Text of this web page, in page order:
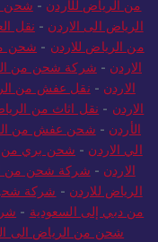
من الرياض للأردن - شحن
الرياض الى الاردن - نقل
من الرياض للاردن - شحن
الاردن - شركة شحن من
الاردن - نقل عفش من
الاردن - نقل اثاث من
الأردن - شحن عفش من
الي الاردن - شحن بري من
الاردن - شركة شحن من
الرياض للاردن - شركة شحن
من دبي إلى السعودية -
شحن من الرياض الى